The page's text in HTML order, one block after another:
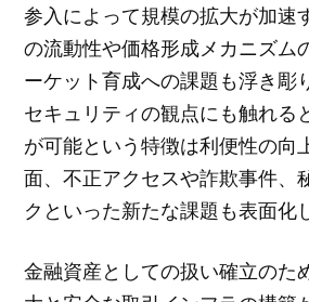
参入によって規模の拡大が加速
の流動性や価格形成メカニズム
ーケット育成への課題も浮き彫
セキュリティの観点にも触れる
が可能という特徴は利便性の向
面、不正アクセスや詐欺事件、
クといった新たな課題も表面化
金融資産としての扱い確立のた